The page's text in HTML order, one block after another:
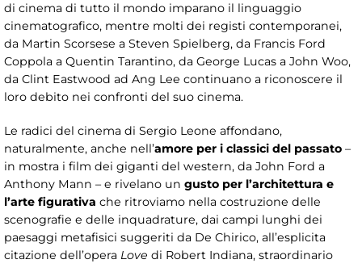
di cinema di tutto il mondo imparano il linguaggio
cinematografico, mentre molti dei registi contemporanei,
da Martin Scorsese a Steven Spielberg, da Francis Ford
Coppola a Quentin Tarantino, da George Lucas a John Woo,
da Clint Eastwood ad Ang Lee continuano a riconoscere il
loro debito nei confronti del suo cinema.
Le radici del cinema di Sergio Leone affondano,
naturalmente, anche nell’amore per i classici del passato –
in mostra i film dei giganti del western, da John Ford a
Anthony Mann – e rivelano un gusto per l’architettura e
l’arte figurativa che ritroviamo nella costruzione delle
scenografie e delle inquadrature, dai campi lunghi dei
paesaggi metafisici suggeriti da De Chirico, all’esplicita
citazione dell’opera Love di Robert Indiana, straordinario